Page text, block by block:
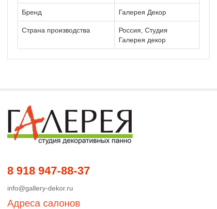
Бренд Галерея Декор
Страна производства
Россия, Студия
Галерея декор
8 918 947-88-37
info@gallery-dekor.ru
Адреса салонов